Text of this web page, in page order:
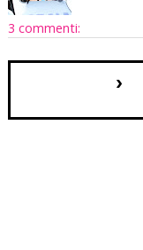
3 commenti:
›